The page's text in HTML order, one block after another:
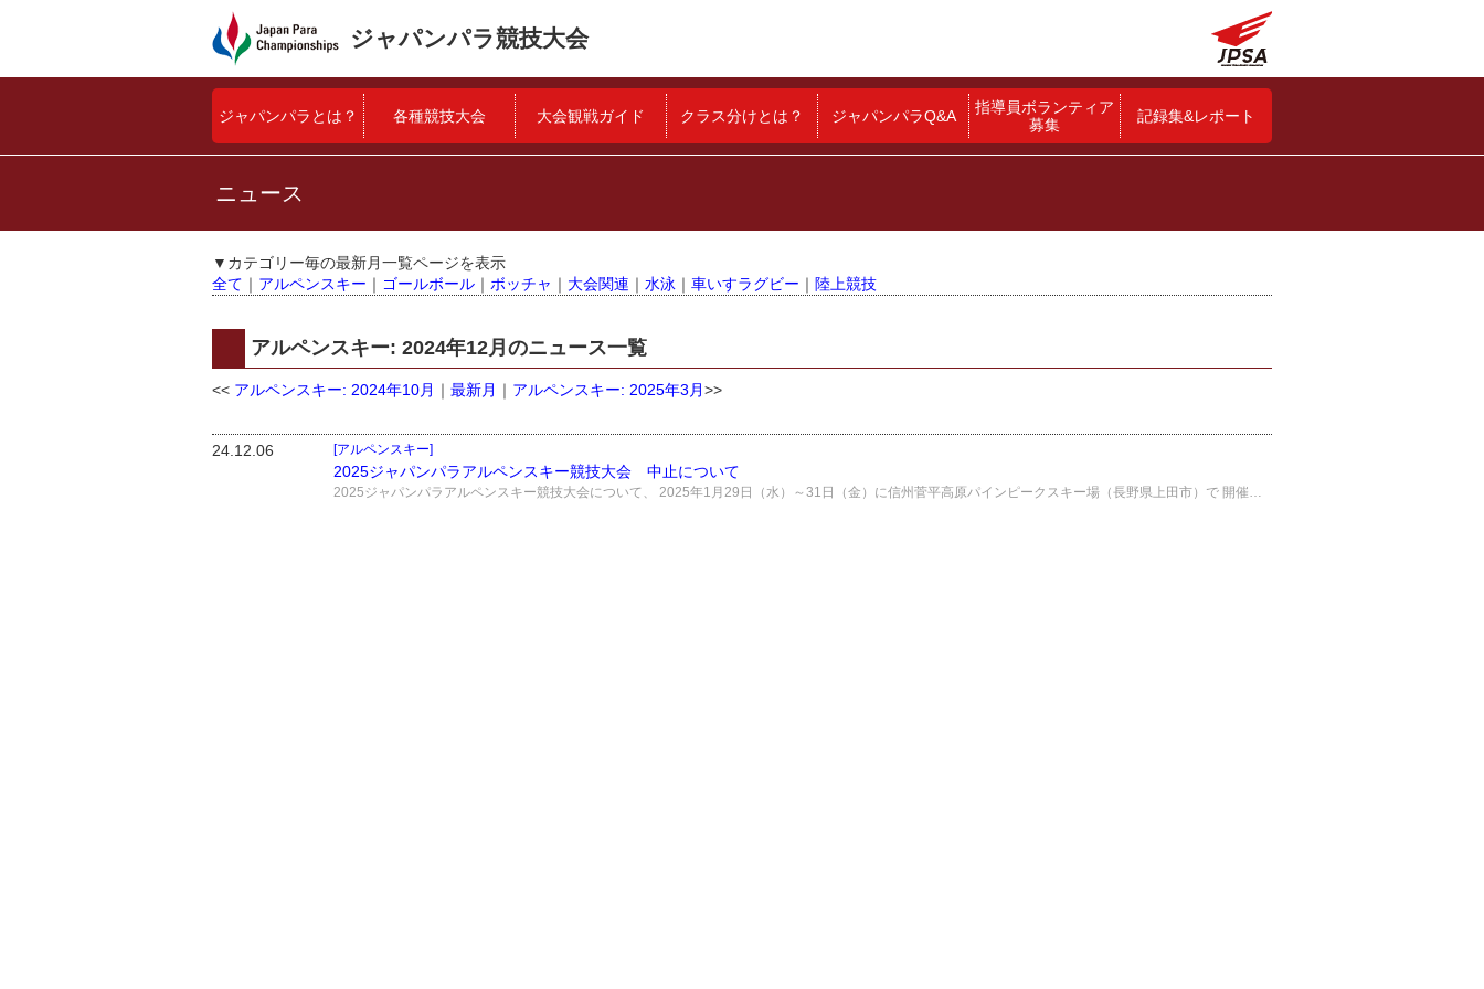
ジャパンパラ競技大会
ジャパンパラとは？ 各種競技大会 大会観戦ガイド クラス分けとは？ ジャパンパラQ&A
指導員ボランティア
募集
記録集&レポート
ニュース
▼カテゴリー毎の最新月一覧ページを表示
全て ｜ アルペンスキー ｜ ゴールボール ｜ ボッチャ ｜ 大会関連 ｜ 水泳 ｜ 車いすラグビー ｜ 陸上競技
アルペンスキー: 2024年12月のニュース一覧
<< アルペンスキー: 2024年10月 ｜ 最新月 ｜ アルペンスキー: 2025年3月>>
24.12.06 [アルペンスキー]
2025ジャパンパラアルペンスキー競技大会 中止について
2025ジャパンパラアルペンスキー競技大会について、 2025年1月29日（水）～31日（金）に信州菅平高原パインピークスキー場（長野県上田市）で 開催を計画していましたが、下記理由の通りNFとも相談した結果、誠に残念ながら実施しないこととなりました。 ＜キャンセル理由＞ FIS（国際スキー連盟、IF）世界選手権（スロベニア開催）の日程変更のため。